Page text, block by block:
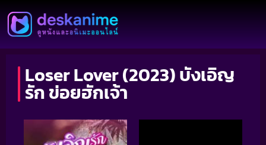
Loser Lover (2023) บังเอิญ
รัก ข่อยฮักเจ้า